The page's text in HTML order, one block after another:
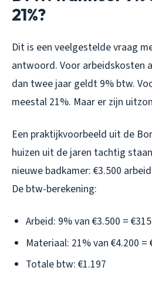
21%?
Dit is een veelgestelde vraag
antwoord. Voor arbeidskosten
dan twee jaar geldt 9% btw.
meestal 21%. Maar er zijn
Een praktijkvoorbeeld uit de
huizen uit de jaren tachtig
nieuwe badkamer: €3.500
De btw-berekening:
Arbeid: 9% van €3.500 = €315
Materiaal: 21% van €4.200 =
Totale btw: €1.197